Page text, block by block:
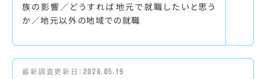
族の影響／どうすれば地元で就職したいと思う
か／地元以外の地域での就職
最新調査更新日： 2026.05.19